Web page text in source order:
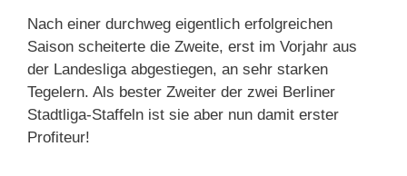
Nach einer durchweg eigentlich erfolgreichen
Saison scheiterte die Zweite, erst im Vorjahr aus
der Landesliga abgestiegen, an sehr starken
Tegelern. Als bester Zweiter der zwei Berliner
Stadtliga-Staffeln ist sie aber nun damit erster
Profiteur!